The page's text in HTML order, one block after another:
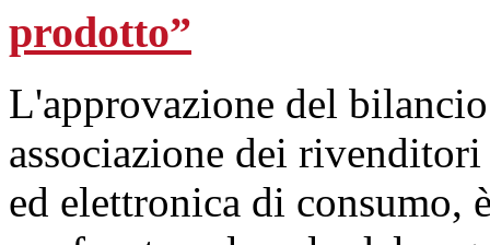
prodotto”
L'approvazione del
associazione dei
ed elettronica di consumo,